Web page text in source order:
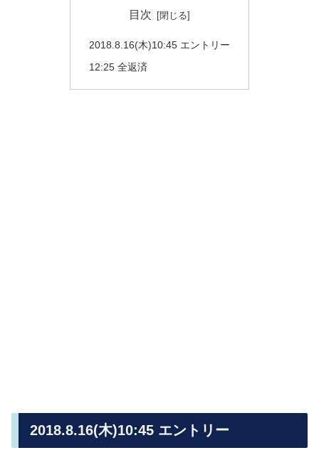
目次
2018.8.16(木)10:45 エントリー
12:25 全返済
2018.8.16(木)10:45 エントリー